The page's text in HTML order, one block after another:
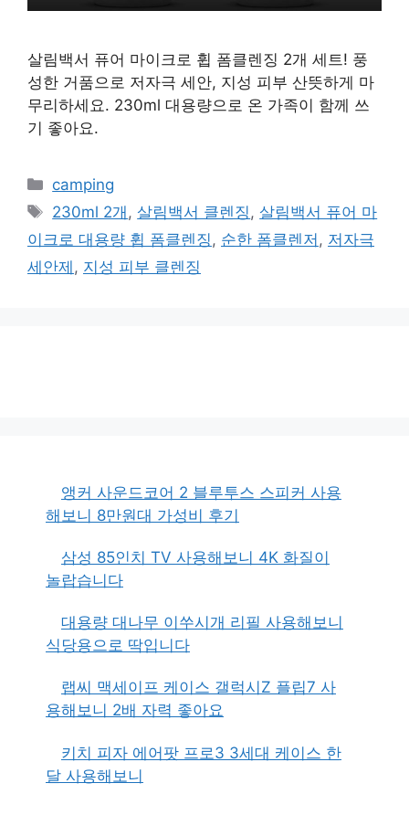
살림백서 퓨어 마이크로 휩 폼클렌징 2개 세트! 풍
성한 거품으로 저자극 세안, 지성 피부 산뜻하게 마
무리하세요. 230ml 대용량으로 온 가족이 함께 쓰
기 좋아요.
카
테
리
camping
태
그
230ml 2개 ,살림백서 클렌징 ,살림백서 퓨어 마
이크로 대용량 휩 폼클렌징 , 순한 폼클렌저 , 저자극
세안제 , 지성 피부 클렌징
앵커 사운드코어 2 블루투스 스피커 사용
해보니 8만원대 가성비 후기
삼성 85인치 TV 사용해보니 4K 화질이
놀랍습니다
대용량 대나무 이쑤시개 리필 사용해보니
식당용으로 딱입니다
랩씨 맥세이프 케이스 갤럭시Z 플립7 사
용해보니 2배 자력 좋아요
키치 피자 에어팟 프로3 3세대 케이스 한
달 사용해보니